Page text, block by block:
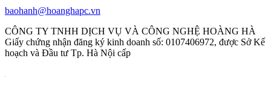
baohanh@hoanghapc.vn
CÔNG TY TNHH DỊCH VỤ VÀ CÔNG NGHỆ HOÀNG HÀ
Giấy chứng nhận đăng ký kinh doanh số: 0107406972, được Sở Kế
hoạch và Đầu tư Tp. Hà Nội cấp